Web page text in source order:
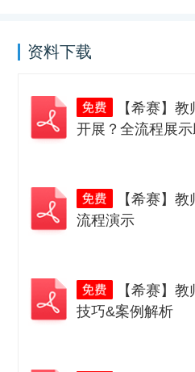
资料下载
【希赛】
开展？全流程展示
【希赛】
流程演示
【希赛】
技巧&案例解析